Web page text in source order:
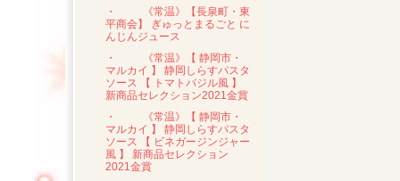
・
《常温》【長泉町・東
平商会】 ぎゅっとまるごと に
んじんジュース
・
《常温》【 静岡市・
マルカイ 】 静岡しらすパスタ
ソース 【 トマトバジル風 】
新商品セレクション2021金賞
・
《常温》【 静岡市・
マルカイ 】 静岡しらすパスタ
ソース 【 ビネガージンジャー
風 】 新商品セレクション
2021金賞